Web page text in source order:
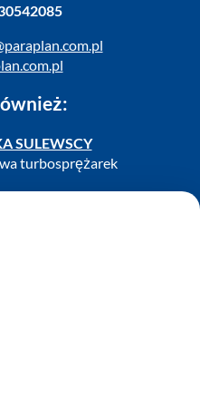
SULEWSCY
turbosprężarek
SULEWSCY